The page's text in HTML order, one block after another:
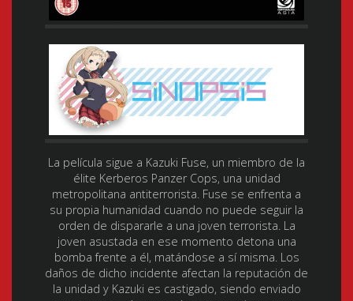
La película sigue a Kazuki Fuse, un miembro de la
élite Kerberos Panzer Cops, una unidad
metropolitana antiterrorista. Fuse se enfrenta a
su propia humanidad cuando no puede seguir la
orden de dispararle a una joven terrorista. La
joven asustada en ese momento detona una
bomba frente a él, matándose a sí misma. Los
daños de dicho incidente afectan la reputación de
la unidad y Kazuki es castigado, siendo enviado